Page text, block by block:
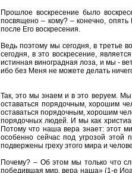
Прошлое воскресение было
посвящено – кому? – конечно, опять
после Его воскресения.
Ведь поэтому мы сегодня, в третье
сегодня, в это воскресение,
истинная виноградная лоза, и мы -
ибо без Меня не можете делать
Так, это мы знаем и в это веруем. Мы
оставаться порядочным, хорошим
оставаться порядочным, хорошим
порядочных людей. И мы как
Потому что наша вера знает: этот
особенно сейчас под угрозой этой
подвержены греху этого мира и
Почему? – Об этом мы только что
победившая мир, вера наша» (1-е